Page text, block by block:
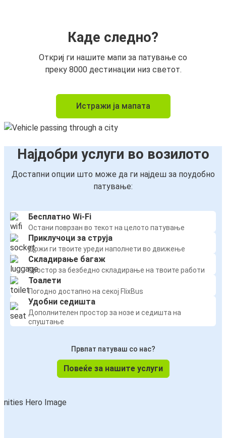
Каде следно?
Откриј ги нашите мапи за патување со
преку 8000 дестинации низ светот.
Истражи ја мапата
Најдобри услуги во возилото
Достапни опции што може да ги најдеш за поудобно
патување:
Бесплатно Wi-Fi
Остани поврзан во текот на целото патување
Приклучоци за струја
Држи ги твоите уреди наполнети во движење
Складирање багаж
Простор за безбедно складирање на твоите работи
Тоалети
Погодно достапно на секој FlixBus
Удобни седишта
Дополнителен простор за нозе и седишта на
спуштање
Првпат патуваш со нас?
Повеќе за нашите услуги